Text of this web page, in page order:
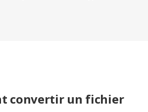
convertir un fichier